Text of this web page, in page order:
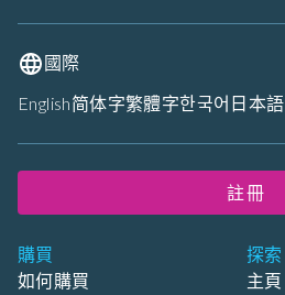
購買
如何購買
探索
主頁
國際
English简体字繁體字한국어 日本語
註冊